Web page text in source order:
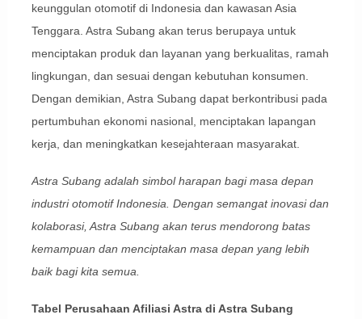
keunggulan otomotif di Indonesia dan kawasan Asia
Tenggara. Astra Subang akan terus berupaya untuk
menciptakan produk dan layanan yang berkualitas, ramah
lingkungan, dan sesuai dengan kebutuhan konsumen.
Dengan demikian, Astra Subang dapat berkontribusi pada
pertumbuhan ekonomi nasional, menciptakan lapangan
kerja, dan meningkatkan kesejahteraan masyarakat.
Astra Subang adalah simbol harapan bagi masa depan
industri otomotif Indonesia. Dengan semangat inovasi dan
kolaborasi, Astra Subang akan terus mendorong batas
kemampuan dan menciptakan masa depan yang lebih
baik bagi kita semua.
Tabel Perusahaan Afiliasi Astra di Astra Subang